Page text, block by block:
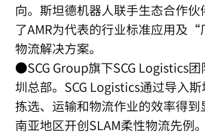
向。斯坦德机器人联手生态合作伙
了AMR为代表的行业标准应用及
物流解决方案。
●SCG Group旗下SCG Logistics
圳总部。SCG Logistics通过导入
拣选、运输和物流作业的效率得到
南亚地区开创SLAM柔性物流先例。